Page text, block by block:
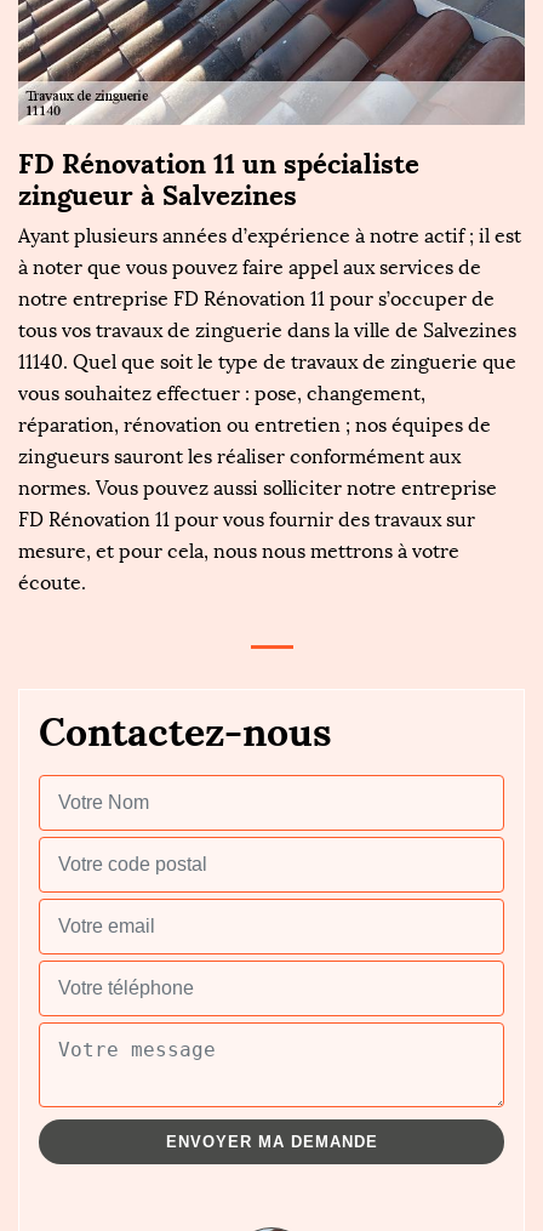
FD Rénovation 11 un spécialiste
zingueur à Salvezines
Ayant plusieurs années d’expérience à notre actif ; il est
à noter que vous pouvez faire appel aux services de
notre entreprise FD Rénovation 11 pour s’occuper de
tous vos travaux de zinguerie dans la ville de Salvezines
11140. Quel que soit le type de travaux de zinguerie que
vous souhaitez effectuer : pose, changement,
réparation, rénovation ou entretien ; nos équipes de
zingueurs sauront les réaliser conformément aux
normes. Vous pouvez aussi solliciter notre entreprise
FD Rénovation 11 pour vous fournir des travaux sur
mesure, et pour cela, nous nous mettrons à votre
écoute.
Contactez-nous